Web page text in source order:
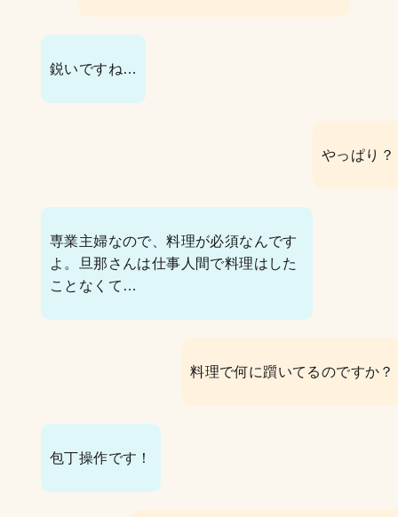
鋭いですね…
やっぱり？
専業主婦なので、料理が必須なんです
よ。旦那さんは仕事人間で料理はした
ことなくて…
料理で何に躓いてるのですか？
包丁操作です！